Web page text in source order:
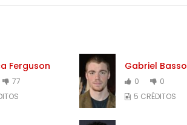
Ferguson
77
Gabriel Basso
0
0
5 CRÉDITOS